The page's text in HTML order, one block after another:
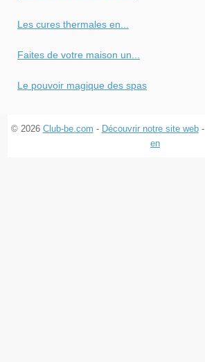
Les cures thermales en...
Faites de votre maison un...
Le pouvoir magique des spas
© 2026 Club-be.com - Découvrir notre site web-
en